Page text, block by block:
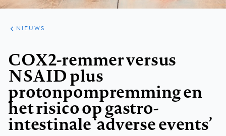
ARTIKELEN
HET
KORT
NIEUWS
COX2-remmer versus
NSAID plus
protonpompremming en
het risico op gastro-
intestinale ‘adverse events’